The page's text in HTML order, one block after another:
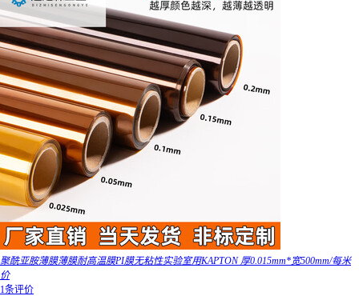
聚酰亚胺薄膜薄膜耐高温膜PI膜无粘性实验室用KAPTON 厚0.015mm*宽500mm/每米
价
1条评价